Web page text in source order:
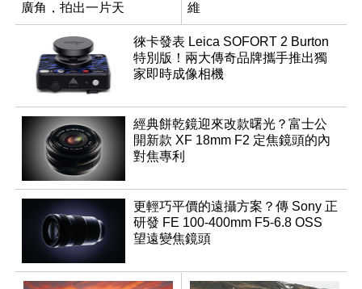
廣角，拍出一片天
維
徠卡發表 Leica SOFORT 2 Burton
特別版！兩大傳奇品牌攜手推出獨
家即時成像相機
經典餅乾鏡迎來改款曙光？富士公
開新款 XF 18mm F2 定焦鏡頭的內
對焦專利
更輕巧平價的遠攝方案？傳 Sony 正
研發 FE 100-400mm F5-6.8 OSS
望遠變焦鏡頭